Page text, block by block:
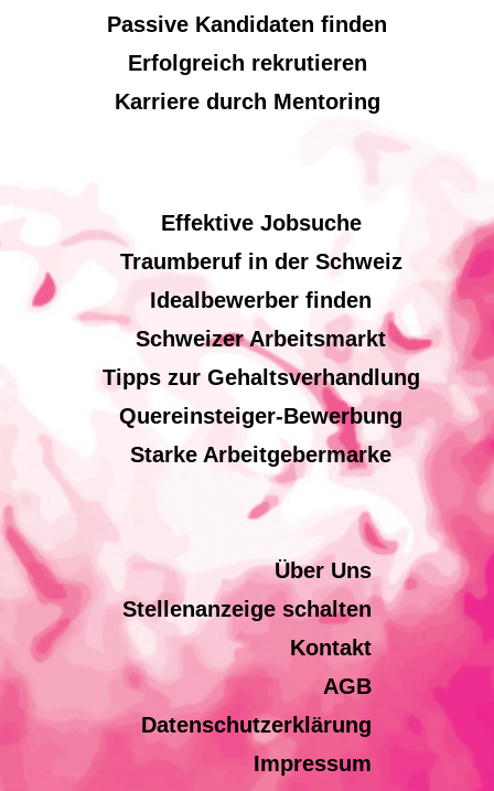
Passive Kandidaten finden
Erfolgreich rekrutieren
Karriere durch Mentoring
Effektive Jobsuche
Traumberuf in der Schweiz
Idealbewerber finden
Schweizer Arbeitsmarkt
Tipps zur Gehaltsverhandlung
Quereinsteiger-Bewerbung
Starke Arbeitgebermarke
Über Uns
Stellenanzeige schalten
Kontakt
AGB
Datenschutzerklärung
Impressum